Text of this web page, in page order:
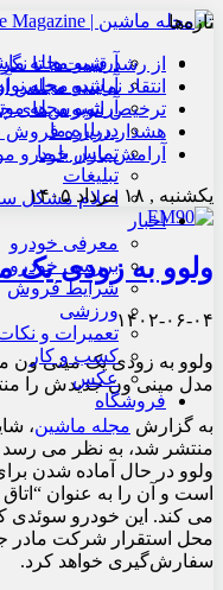
آرشیو مجله
آرشیو مجله
آرشیو مجله
درباره ما
تماس با ما
تبلیغات
اعلام مشکل
اخبار
معرفی خودرو
بررسی خودرو
شرایط فروش
ورزشی
تعمیرات و
کسب و کار
عکس
فروشگاه
تازه‌ها
از رشد قیمت‌ها تا
انتقاد نماینده مجلس
ترخیص اتوبوس‌های
هشدار درباره فروش
آرامش بازار خودرو
یکشنبه , ۱۸ مرداد ۱۴۰۵
ولوو به زودی یک
۱۴۰۲-۰۶-۰۴
ولوو به زودی یک مینی ون
مدل مینی ون جدیدش را
به گزارش مجله ماشین،
منتشر شد، به نظر می رسد
ولوو در حال آماده شدن
است و آن را به عنوان
سفارش‌گیری خواهد کرد.